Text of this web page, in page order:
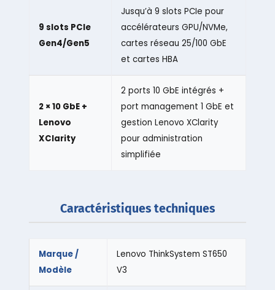
9 slots PCIe
Gen4/Gen5
Jusqu’à 9 slots PCIe pour
accélérateurs GPU/NVMe,
cartes réseau 25/100 GbE
et cartes HBA
2 × 10 GbE +
Lenovo
XClarity
2 ports 10 GbE intégrés +
port management 1 GbE et
gestion Lenovo XClarity
pour administration
simplifiée
Caractéristiques techniques
Marque /
Modèle
Lenovo ThinkSystem ST650
V3